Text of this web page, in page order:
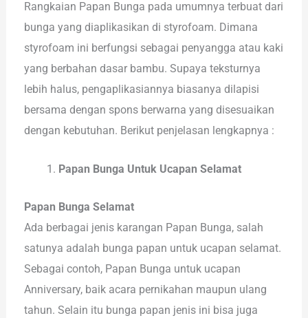
Rangkaian Papan Bunga pada umumnya terbuat dari
bunga yang diaplikasikan di styrofoam. Dimana
styrofoam ini berfungsi sebagai penyangga atau kaki
yang berbahan dasar bambu. Supaya teksturnya
lebih halus, pengaplikasiannya biasanya dilapisi
bersama dengan spons berwarna yang disesuaikan
dengan kebutuhan. Berikut penjelasan lengkapnya :
Papan Bunga Untuk Ucapan Selamat
Papan Bunga Selamat
Ada berbagai jenis karangan Papan Bunga, salah
satunya adalah bunga papan untuk ucapan selamat.
Sebagai contoh, Papan Bunga untuk ucapan
Anniversary, baik acara pernikahan maupun ulang
tahun. Selain itu bunga papan jenis ini bisa juga